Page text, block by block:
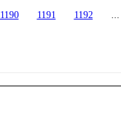
1190 1191 1192